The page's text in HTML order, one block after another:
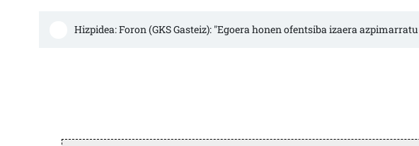
Hizpidea: Foron (GKS Gasteiz): "Egoera honen ofentsiba izaera